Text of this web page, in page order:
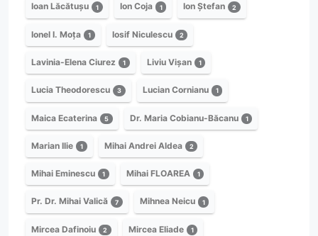
Ioan Lăcătușu 1 Ion Coja 1 Ion Ștefan 2
Ionel I. Moța 1 Iosif Niculescu 2
Lavinia-Elena Ciurez 1 Liviu Vișan 1
Lucia Theodorescu 3 Lucian Cornianu 1
Maica Ecaterina 5 Dr. Maria Cobianu-Băcanu 1
Marian Ilie 1 Mihai Andrei Aldea 2
Mihai Eminescu 1 Mihai FLOAREA 1
Pr. Dr. Mihai Valică 7 Mihnea Neicu 1
Mircea Dafinoiu 2 Mircea Eliade 1